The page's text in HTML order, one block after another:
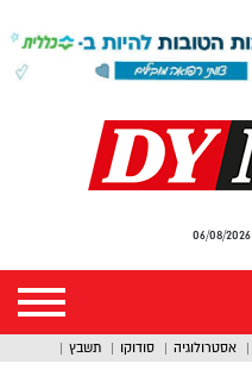
אסטרולוגיה סודוקו תשבץ